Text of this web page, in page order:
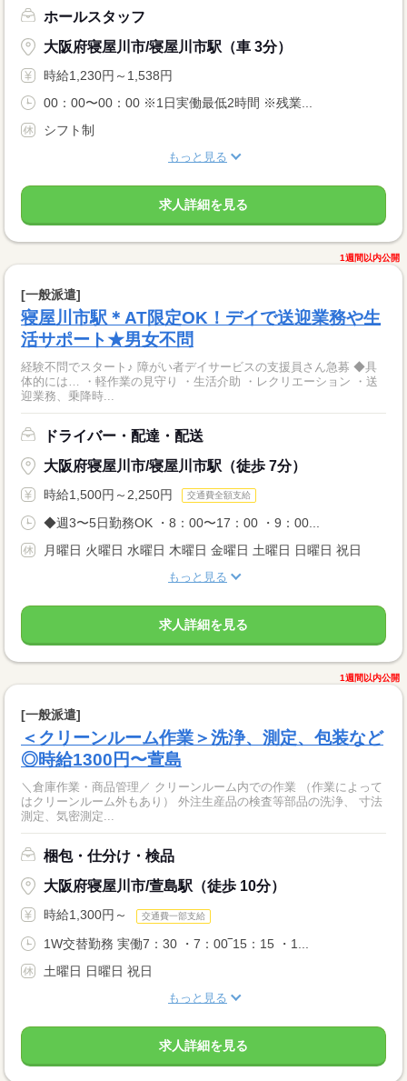
ホールスタッフ
大阪府寝屋川市/寝屋川市駅（車 3分）
時給1,230円～1,538円
00：00〜00：00 ※1日実働最低2時間 ※残業...
シフト制
もっと見る
求人詳細を見る
1週間以内公開
[一般派遣]
寝屋川市駅＊AT限定OK！デイで送迎業務や生
活サポート★男女不問
経験不問でスタート♪ 障がい者デイサービスの支援員さん急募 ◆具
体的には… ・軽作業の見守り ・生活介助 ・レクリエーション ・送
迎業務、乗降時...
ドライバー・配達・配送
大阪府寝屋川市/寝屋川市駅（徒歩 7分）
時給1,500円～2,250円 交通費全額支給
◆週3〜5日勤務OK ・8：00〜17：00 ・9：00...
月曜日 火曜日 水曜日 木曜日 金曜日 土曜日 日曜日 祝日
もっと見る
求人詳細を見る
1週間以内公開
[一般派遣]
＜クリーンルーム作業＞洗浄、測定、包装など
◎時給1300円〜萱島
＼倉庫作業・商品管理／ クリーンルーム内での作業 （作業によって
はクリーンルーム外もあり） 外注生産品の検査等部品の洗浄、 寸法
測定、気密測定...
梱包・仕分け・検品
大阪府寝屋川市/萱島駅（徒歩 10分）
時給1,300円～ 交通費一部支給
1W交替勤務 実働7：30 ・7：00‾15：15 ・1...
土曜日 日曜日 祝日
もっと見る
求人詳細を見る